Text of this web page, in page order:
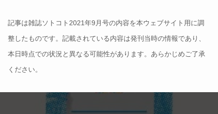
記事は雑誌ソトコト2021年9月号の内容を本ウェブサイト用に調
整したものです。記載されている内容は発刊当時の情報であり、
本日時点での状況と異なる可能性があります。あらかじめご了承
ください。